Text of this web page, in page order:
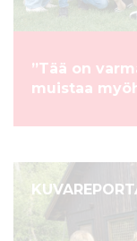
”Tää on
muistaa